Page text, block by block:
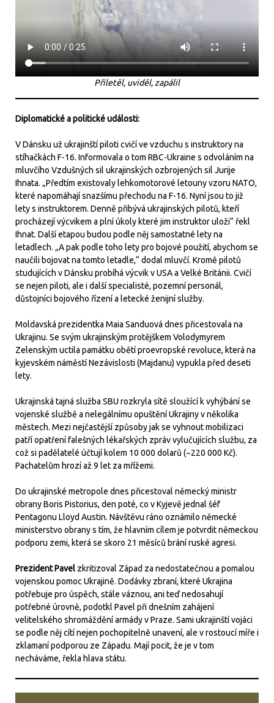
Přiletěl, uviděl, zapálil
Diplomatické a politické události:
V Dánsku už ukrajinští piloti cvičí ve vzduchu s instruktory na
stíhačkách F-16. Informovala o tom RBC-Ukraine s odvoláním na
mluvčího Vzdušných sil ukrajinských ozbrojených sil Jurije
Ihnata. „Předtím existovaly lehkomotorové letouny vzoru NATO,
které napomáhají snazšímu přechodu na F-16. Nyní jsou to již
lety s instruktorem. Denně přibývá ukrajinských pilotů, kteří
procházejí výcvikem a plní úkoly které jim instruktor uloži“ řekl
Ihnat. Další etapou budou podle něj samostatné lety na
letadlech. „A pak podle toho lety pro bojové použití, abychom se
naučili bojovat na tomto letadle,“ dodal mluvčí. Kromě pilotů
studujících v Dánsku probíhá výcvik v USA a Velké Británii. Cvičí
se nejen piloti, ale i další specialisté, pozemní personál,
důstojníci bojového řízení a letecké ženijní služby.
Moldavská prezidentka Maia Sanduová dnes přicestovala na
Ukrajinu. Se svým ukrajinským protějškem Volodymyrem
Zelenským uctila památku obětí proevropské revoluce, která na
kyjevském náměstí Nezávislosti (Majdanu) vypukla před deseti
lety.
Ukrajinská tajná služba SBU rozkryla sítě sloužící k vyhýbání se
vojenské službě a nelegálnímu opuštění Ukrajiny v několika
městech. Mezi nejčastější způsoby jak se vyhnout mobilizaci
patří opatření falešných lékařských zpráv vylučujících službu, za
což si padělatelé účtují kolem 10 000 dolarů (~220 000 Kč).
Pachatelům hrozí až 9 let za mřížemi.
Do ukrajinské metropole dnes přicestoval německý ministr
obrany Boris Pistorius, den poté, co v Kyjevě jednal šéf
Pentagonu Lloyd Austin. Návštěvu ráno oznámilo německé
ministerstvo obrany s tím, že hlavním cílem je potvrdit německou
podporu zemi, která se skoro 21 měsíců brání ruské agresi.
Prezident Pavel zkritizoval Západ za nedostatečnou a pomalou
vojenskou pomoc Ukrajině. Dodávky zbraní, které Ukrajina
potřebuje pro úspěch, stále váznou, ani teď nedosahují
potřebné úrovně, podotkl Pavel při dnešním zahájení
velitelského shromáždění armády v Praze. Sami ukrajinští vojáci
se podle něj cítí nejen pochopitelně unavení, ale v rostoucí míře i
zklamaní podporou ze Západu. Mají pocit, že je v tom
necháváme, řekla hlava státu.